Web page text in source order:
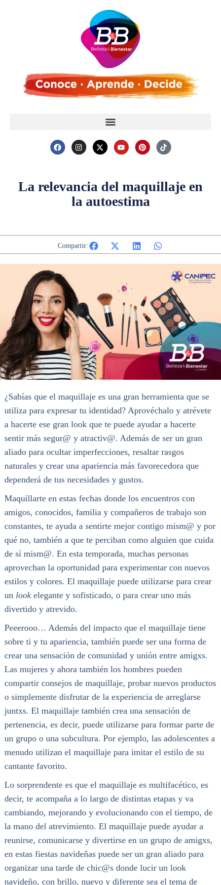
La relevancia del maquillaje en
la autoestima
Compartir:
¿Sabías que el maquillaje es una gran herramienta que se
utiliza para expresar tu identidad? Aprovéchalo y atrévete
a hacerte ese gran look que te puede ayudar a hacerte
sentir más segur@ y atractiv@. Además de ser un gran
aliado para ocultar imperfecciones, resaltar rasgos
naturales y crear una apariencia más favorecedora que
dependerá de tus necesidades y gustos.
Maquillarte en estas fechas donde los encuentros con
amigos, conocidos, familia y compañeros de trabajo son
constantes, te ayuda a sentirte mejor contigo mism@ y por
qué no, también a que te perciban como alguien que cuida
de sí mism@. En esta temporada, muchas personas
aprovechan la oportunidad para experimentar con nuevos
estilos y colores. El maquillaje puede utilizarse para crear
un look elegante y sofisticado, o para crear uno más
divertido y atrevido.
Peeerooo… Además del impacto que el maquillaje tiene
sobre ti y tu apariencia, también puede ser una forma de
crear una sensación de comunidad y unión entre amigxs.
Las mujeres y ahora también los hombres pueden
compartir consejos de maquillaje, probar nuevos productos
o simplemente disfrutar de la experiencia de arreglarse
juntxs. El maquillaje también crea una sensación de
pertenencia, es decir, puede utilizarse para formar parte de
un grupo o una subcultura. Por ejemplo, las adolescentes a
menudo utilizan el maquillaje para imitar el estilo de su
cantante favorito.
Lo sorprendente es que el maquillaje es multifacético, es
decir, te acompaña a lo largo de distintas etapas y va
cambiando, mejorando y evolucionando con el tiempo, de
la mano del atrevimiento. El maquillaje puede ayudar a
reunirse, comunicarse y divertirse en un grupo de amigxs,
en estas fiestas navideñas puede ser un gran aliado para
organizar una tarde de chic@s donde lucir un look
navideño, con brillo, nuevo y diferente sea el tema de